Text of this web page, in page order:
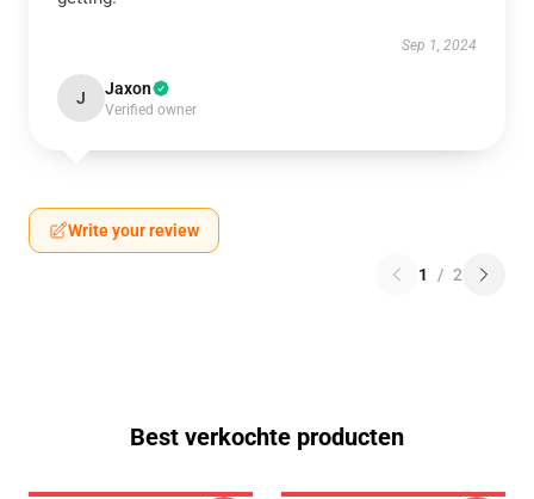
Sep 1, 2024
J Jaxon
Verified owner
Write your review
1 / 2
Best verkochte producten